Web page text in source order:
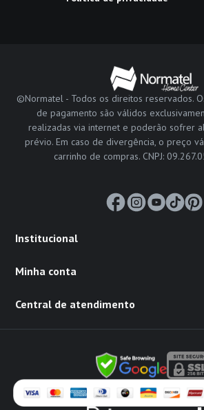
©Normatel - Todos os direitos reservados.
de pagamento são válidos
realizadas via internet e poderão sofrer
prévio. Em caso de divergência, o preço
carrinho de compras. CNPJ:
Institucional
Minha conta
Central de atendimento